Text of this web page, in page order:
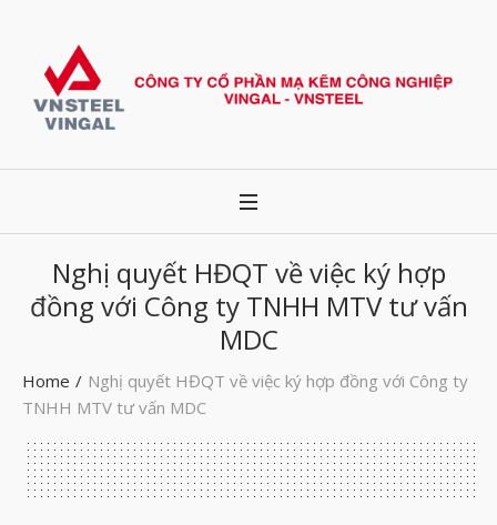
Nghị quyết HĐQT về việc ký hợp
đồng với Công ty TNHH MTV tư vấn
MDC
Home / Nghị quyết HĐQT về việc ký hợp đồng với Công ty
TNHH MTV tư vấn MDC